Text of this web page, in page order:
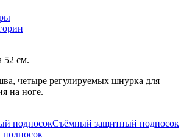
52 см.
четыре регулируемых шнурка для
на ноге.
Съёмный защитный подносок